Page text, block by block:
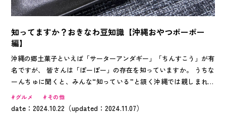
知ってますか？おきなわ豆知識【沖縄おやつポーポー
編】
沖縄の郷土菓子といえば「サーターアンダギー」「ちんすこう」が有
名ですが、 皆さんは「ぽーぽー」の存在を知っていますか。 うちな
ーんちゅに聞くと、みんな“知っている”と頷く沖縄では親しまれて
いる郷土菓子です。 今回は、明日から誰かに教えたくなる「ぽーぽ
ー」の歴史から作り方までお伝えいたします。
グルメ その他
date：2024.10.22（updated：2024.11.07）